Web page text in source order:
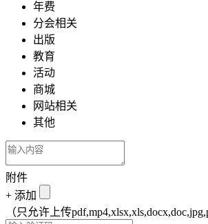
年费
分会相关
出版
教育
活动
商城
网站相关
其他
附件
+ 添加
（只允许上传